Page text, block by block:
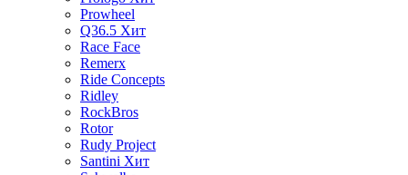
Prowheel
Q36.5 Хит
Race Face
Remerx
Ride Concepts
Ridley
RockBros
Rotor
Rudy Project
Santini Хит